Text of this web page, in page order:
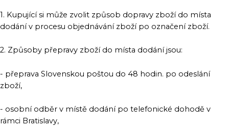
1. Kupující si může zvolit způsob dopravy zboží do místa
dodání v procesu objednávání zboží po označení zboží.
2. Způsoby přepravy zboží do místa dodání jsou:
- přeprava Slovenskou poštou do 48 hodin. po odeslání
zboží,
- osobní odběr v místě dodání po telefonické dohodě v
rámci Bratislavy,